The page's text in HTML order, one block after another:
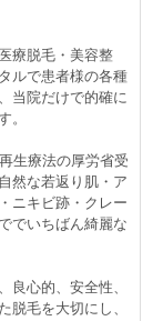
療脱毛・美容整
ルで患者様の各種
当院だけで的確に
生療法の厚労省受
然な若返り肌・ア
ニキビ跡・クレー
でいちばん綺麗な
心的、安全性、
毛を大切にし、